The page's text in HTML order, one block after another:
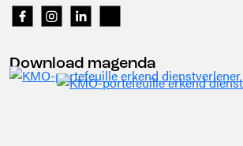
Download magenda